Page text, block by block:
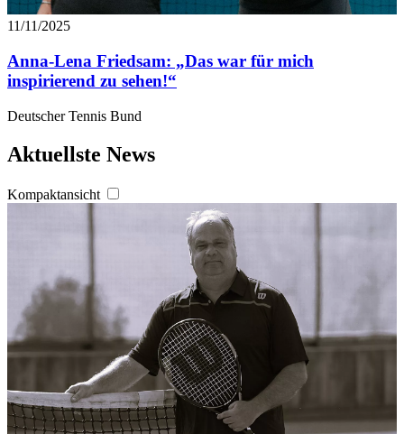
11/11/2025
Anna-Lena Friedsam: „Das war für mich
inspirierend zu sehen!“
Deutscher Tennis Bund
Aktuellste News
Kompaktansicht